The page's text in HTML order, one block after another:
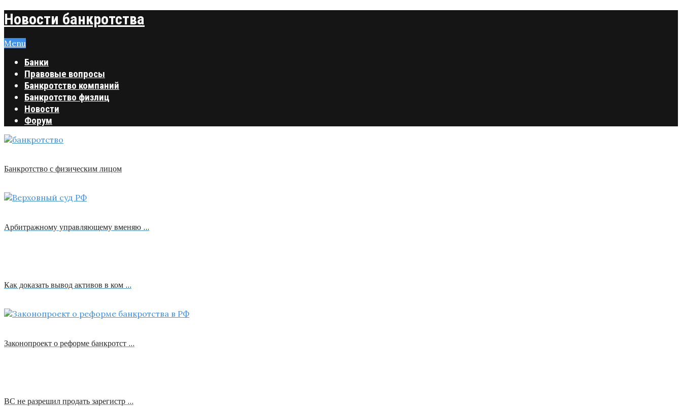
Новости банкротства
Menu
Банки
Правовые вопросы
Банкротство компаний
Банкротство физлиц
Новости
Форум
Банкротство с физическим лицом
Арбитражному управляющему вменяю …
Как доказать вывод активов в ком …
Законопроект о реформе банкротст …
ВС не разрешил продать зарегистр …